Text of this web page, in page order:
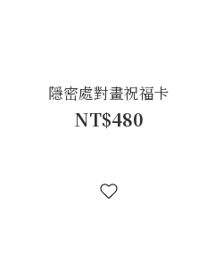
隱密處對畫祝福卡
NT$480